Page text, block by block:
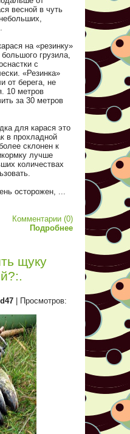
весной в чуть
на «резинку»
грузила,
с
«Резинка»
от берега, не
10 метров
за 30 метров
для карася это
в прохладной
склонен к
лучше
количествах
осторожен, ...
Комментарии (0)
Подробнее
щуку
| Просмотров: